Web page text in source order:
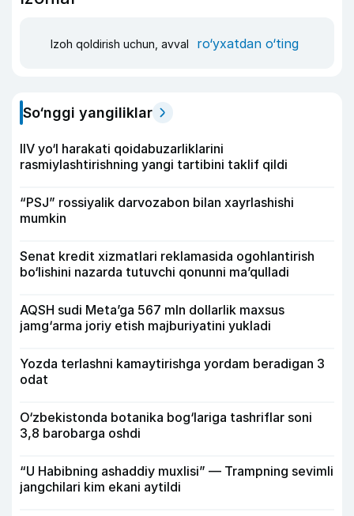
Izoh qoldirish uchun, avval ro‘yxatdan o‘ting
So‘nggi yangiliklar
IIV yo‘l harakati qoidabuzarliklarini
rasmiylashtirishning yangi tartibini taklif qildi
“PSJ” rossiyalik darvozabon bilan xayrlashishi
mumkin
Senat kredit xizmatlari reklamasida ogohlantirish
bo‘lishini nazarda tutuvchi qonunni ma’qulladi
AQSH sudi Meta’ga 567 mln dollarlik maxsus
jamg‘arma joriy etish majburiyatini yukladi
Yozda terlashni kamaytirishga yordam beradigan 3
odat
O‘zbekistonda botanika bog‘lariga tashriflar soni
3,8 barobarga oshdi
“U Habibning ashaddiy muxlisi” — Trampning sevimli
jangchilari kim ekani aytildi